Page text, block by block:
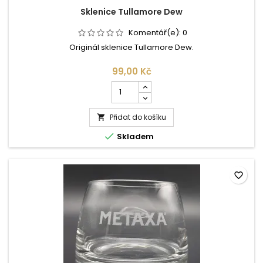
Sklenice Tullamore Dew
Komentář(e): 0
Originál sklenice Tullamore Dew.
99,00 Kč
kusů
produktu
Sklenice
Tullamore
Dew
 Přidat do košíku
 Skladem
favorite_border